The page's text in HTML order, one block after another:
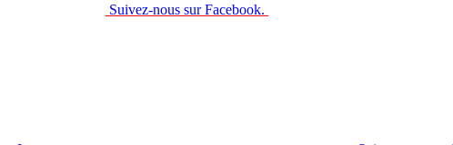
Suivez-nous sur Facebook.